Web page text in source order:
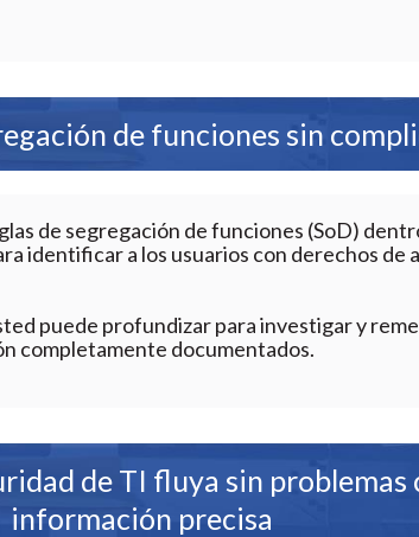
de funciones sin
de segregación de funciones (SoD)
identificar a los usuarios con derechos de
puede profundizar para investigar y
completamente documentados.
de TI fluya sin problemas
información precisa